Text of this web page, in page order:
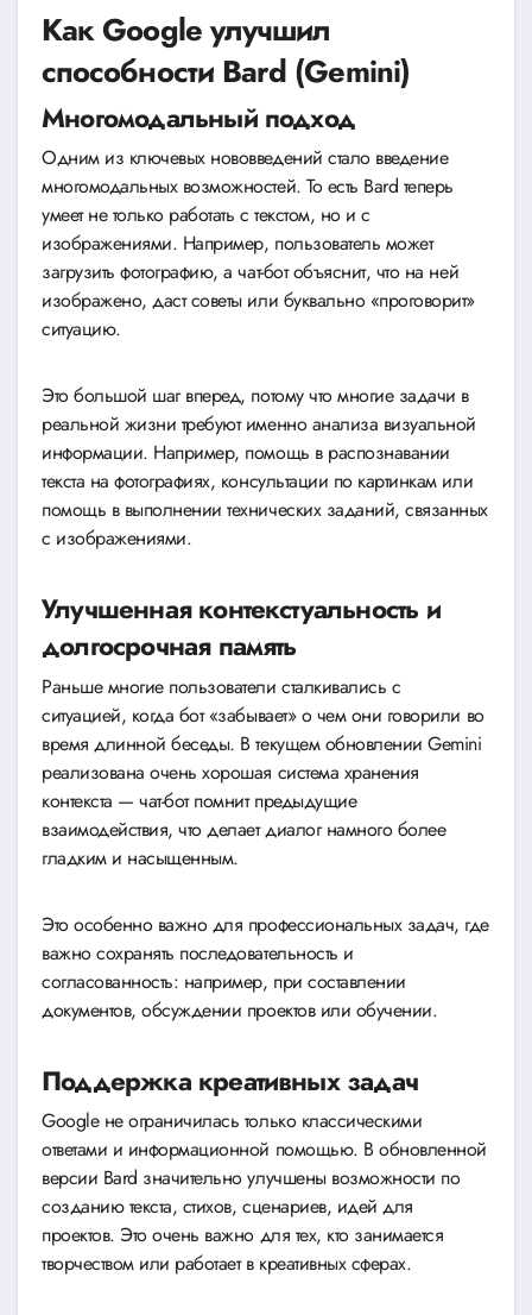
Как Google улучшил
способности Bard (Gemini)
Многомодальный подход
Одним из ключевых нововведений стало введение
многомодальных возможностей. То есть Bard теперь
умеет не только работать с текстом, но и с
изображениями. Например, пользователь может
загрузить фотографию, а чат-бот объяснит, что на ней
изображено, даст советы или буквально «проговорит»
ситуацию.
Это большой шаг вперед, потому что многие задачи в
реальной жизни требуют именно анализа визуальной
информации. Например, помощь в распознавании
текста на фотографиях, консультации по картинкам или
помощь в выполнении технических заданий, связанных
с изображениями.
Улучшенная контекстуальность и
долгосрочная память
Раньше многие пользователи сталкивались с
ситуацией, когда бот «забывает» о чем они говорили во
время длинной беседы. В текущем обновлении Gemini
реализована очень хорошая система хранения
контекста — чат-бот помнит предыдущие
взаимодействия, что делает диалог намного более
гладким и насыщенным.
Это особенно важно для профессиональных задач, где
важно сохранять последовательность и
согласованность: например, при составлении
документов, обсуждении проектов или обучении.
Поддержка креативных задач
Google не ограничилась только классическими
ответами и информационной помощью. В обновленной
версии Bard значительно улучшены возможности по
созданию текста, стихов, сценариев, идей для
проектов. Это очень важно для тех, кто занимается
творчеством или работает в креативных сферах.